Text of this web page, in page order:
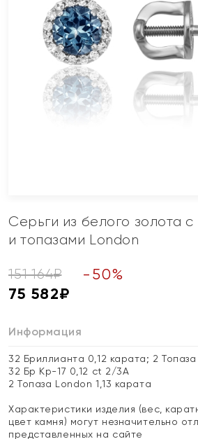
Серьги из белого золота
и топазами London
151 164₽ - 50%
75 582₽
Информация
32 Бриллианта 0,12 карата; 2
32 Бр Кр-17 0,12 ct 2/3А
2 Топаза London 1,13 карата
Характеристики изделия (вес,
цвет камня) могут незначительно
представленных на сайте